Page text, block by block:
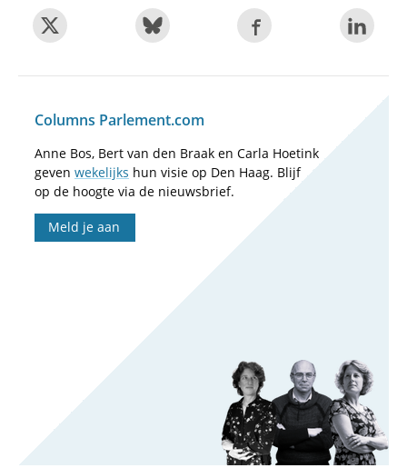
Columns Parlement.com
Anne Bos, Bert van den Braak en Carla Hoetink
geven wekelijks hun visie op Den Haag. Blijf
op de hoogte via de nieuwsbrief.
Meld je aan